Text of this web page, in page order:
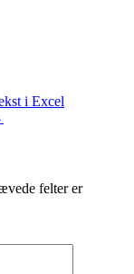
i Excel
felter er